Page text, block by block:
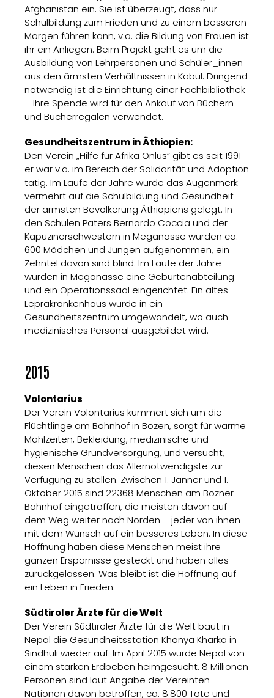
Afghanistan ein. Sie ist überzeugt, dass nur
Schulbildung zum Frieden und zu einem besseren
Morgen führen kann, v.a. die Bildung von Frauen ist
ihr ein Anliegen. Beim Projekt geht es um die
Ausbildung von Lehrpersonen und Schüler_innen
aus den ärmsten Verhältnissen in Kabul. Dringend
notwendig ist die Einrichtung einer Fachbibliothek
– Ihre Spende wird für den Ankauf von Büchern
und Bücherregalen verwendet.
Gesundheitszentrum in Äthiopien:
Den Verein „Hilfe für Afrika Onlus“ gibt es seit 1991
er war v.a. im Bereich der Solidarität und Adoption
tätig. Im Laufe der Jahre wurde das Augenmerk
vermehrt auf die Schulbildung und Gesundheit
der ärmsten Bevölkerung Äthiopiens gelegt. In
den Schulen Paters Bernardo Coccia und der
Kapuzinerschwestern in Meganasse wurden ca.
600 Mädchen und Jungen aufgenommen, ein
Zehntel davon sind blind. Im Laufe der Jahre
wurden in Meganasse eine Geburtenabteilung
und ein Operationssaal eingerichtet. Ein altes
Leprakrankenhaus wurde in ein
Gesundheitszentrum umgewandelt, wo auch
medizinisches Personal ausgebildet wird.
2015
Volontarius
Der Verein Volontarius kümmert sich um die
Flüchtlinge am Bahnhof in Bozen, sorgt für warme
Mahlzeiten, Bekleidung, medizinische und
hygienische Grundversorgung, und versucht,
diesen Menschen das Allernotwendigste zur
Verfügung zu stellen. Zwischen 1. Jänner und 1.
Oktober 2015 sind 22368 Menschen am Bozner
Bahnhof eingetroffen, die meisten davon auf
dem Weg weiter nach Norden – jeder von ihnen
mit dem Wunsch auf ein besseres Leben. In diese
Hoffnung haben diese Menschen meist ihre
ganzen Ersparnisse gesteckt und haben alles
zurückgelassen. Was bleibt ist die Hoffnung auf
ein Leben in Frieden.
Südtiroler Ärzte für die Welt
Der Verein Südtiroler Ärzte für die Welt baut in
Nepal die Gesundheitsstation Khanya Kharka in
Sindhuli wieder auf. Im April 2015 wurde Nepal von
einem starken Erdbeben heimgesucht. 8 Millionen
Personen sind laut Angabe der Vereinten
Nationen davon betroffen, ca. 8.800 Tote und